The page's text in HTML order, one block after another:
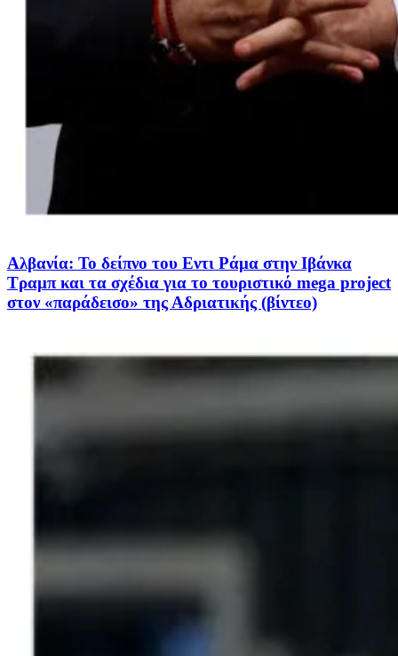
Aλβανία: Το δείπνο του Εντι Ράμα στην Ιβάνκα
Τραμπ και τα σχέδια για το τουριστικό mega project
στον «παράδεισο» της Αδριατικής (βίντεο)